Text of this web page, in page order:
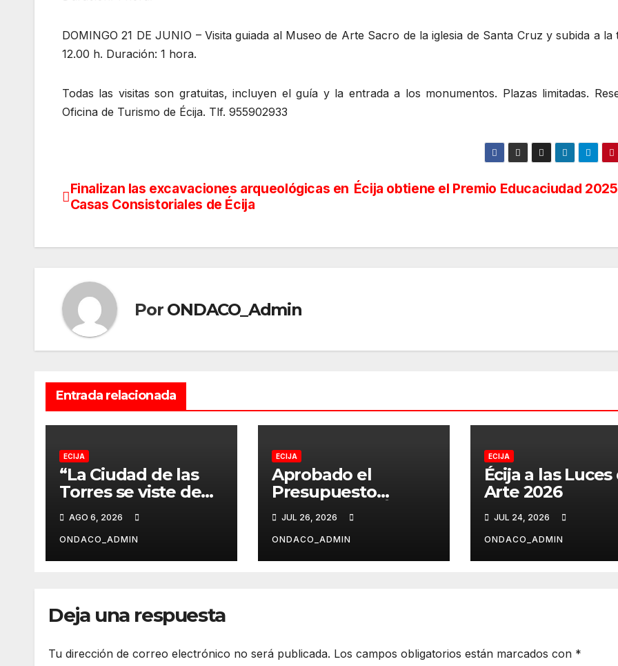
DOMINGO 21 DE JUNIO – Visita guiada al Museo de Arte Sacro de la iglesia de Santa Cruz y subida a la
12.00 h. Duración: 1 hora.
Todas las visitas son gratuitas, incluyen el guía y la entrada a los monumentos. Plazas limitadas.
Oficina de Turismo de Écija. Tlf. 955902933
Navegación
entradas
Écija obtiene el Premio Educaciudad 2025
Finalizan las excavaciones arqueológicas en
Casas Consistoriales de Écija
Por ONDACO_Admin
Entrada relacionada
ECIJA
“La Ciudad de las
Torres se viste de
Feria”, de Luna
Pérez Flores, cartel
anunciador de la
Real Feria de Écija
AGO 6, 2026
ONDACO_ADMIN
ECIJA
Aprobado el
Presupuesto
Municipal de Écija
2026
JUL 26, 2026
ONDACO_ADMIN
ECIJA
Écija a las
Arte 2026
JUL 24, 2026
ONDACO_ADMIN
Deja una respuesta
Tu dirección de correo electrónico no será publicada. Los campos obligatorios están marcados con *